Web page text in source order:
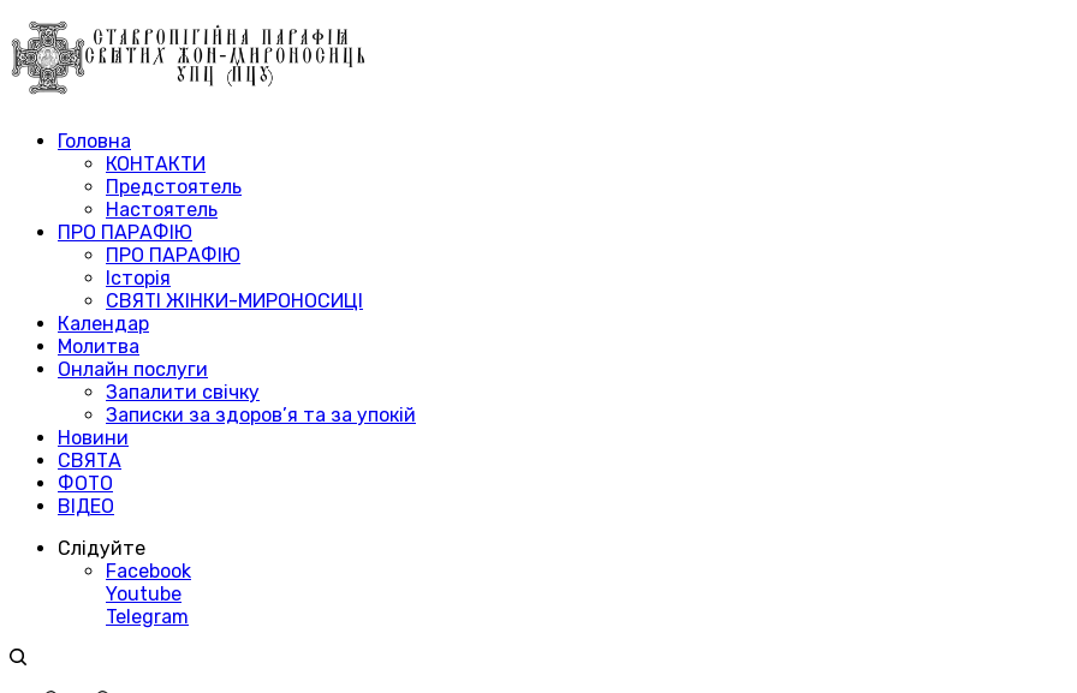
Головна
КОНТАКТИ
Предстоятель
Настоятель
ПРО ПАРАФІЮ
ПРО ПАРАФІЮ
Історія
СВЯТІ ЖІНКИ-МИРОНОСИЦІ
Календар
Молитва
Онлайн послуги
Запалити свічку
Записки за здоров’я та за упокій
Новини
СВЯТА
ФОТО
ВІДЕО
Слідуйте
Facebook
Youtube
Telegram